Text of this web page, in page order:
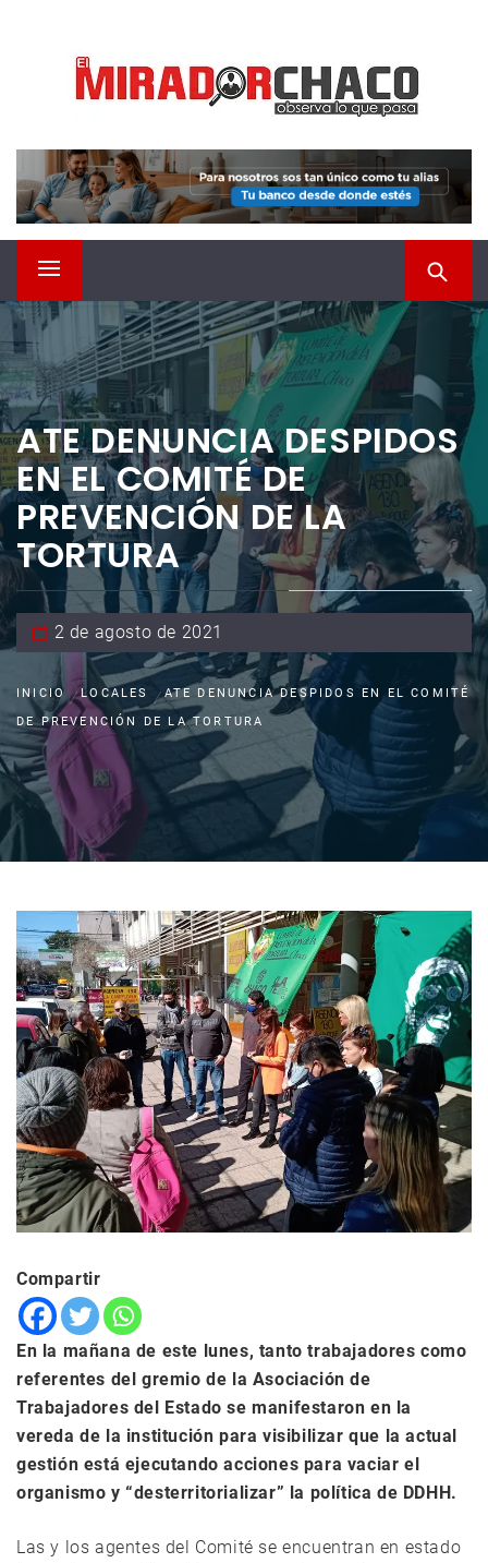
contenido
EL MIRADOR CHACO
Observá lo que pasa
Menú
principal
ATE DENUNCIA DESPIDOS
EN EL COMITÉ DE
PREVENCIÓN DE LA
TORTURA
2 de agosto de 2021
INICIO LOCALES
ATE DENUNCIA DESPIDOS EN EL COMITÉ
DE PREVENCIÓN DE LA TORTURA
Compartir
En la mañana de este lunes, tanto trabajadores como
referentes del gremio de la Asociación de
Trabajadores del Estado se manifestaron en la
vereda de la institución para visibilizar que la actual
gestión está ejecutando acciones para vaciar el
organismo y “desterritorializar” la política de DDHH.
Las y los agentes del Comité se encuentran en estado